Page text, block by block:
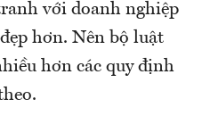
với doanh nghiệp
hơn. Nên bộ luật
hơn các quy định